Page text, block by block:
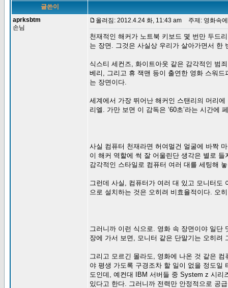
글쓴이
aprksbtm
손님
올려짐: 2012.4.24 화, 11:43 am 주제: 영화속
천재적인 해커가 노트북 키보드 몇 번만 두드
는 장면. 그것은 사실상 우리가 살아가면서 한
식스티 세컨즈, 화이트아웃 같은 감각적인 범
베리, 그리고 휴 잭맨 등이 출연한 영화 스워드
는 장면이다.
세계에서 가장 뛰어난 해커인 스탠리의 머리
리엘. 가만 보면 이 감독은 ‘60초’라는 시간에
사실 컴퓨터 천재라면 허여멀건 얼굴에 바짝
이 해커 역할에 썩 잘 어울린단 생각은 별로
감각적인 스타일로 컴퓨터 여러 대를 세팅해
그런데 사실, 컴퓨터가 여러 대 있고 모니터도
으로 설치하는 것은 오히려 비효율적이다. 오
그러니까 이런 식으로. 영화 속 장면이야 일단
장에 가서 보면, 모니터 같은 단말기는 오히려
그리고 모르긴 몰라도, 영화에 나온 것 같은
야 평생 가도록 구경조차 할 일이 없을 정도일
도인데, 예컨대 IBM 서버들 중 System z 시리
있다고 한다. 그러니까 전력만 안정적으로 공